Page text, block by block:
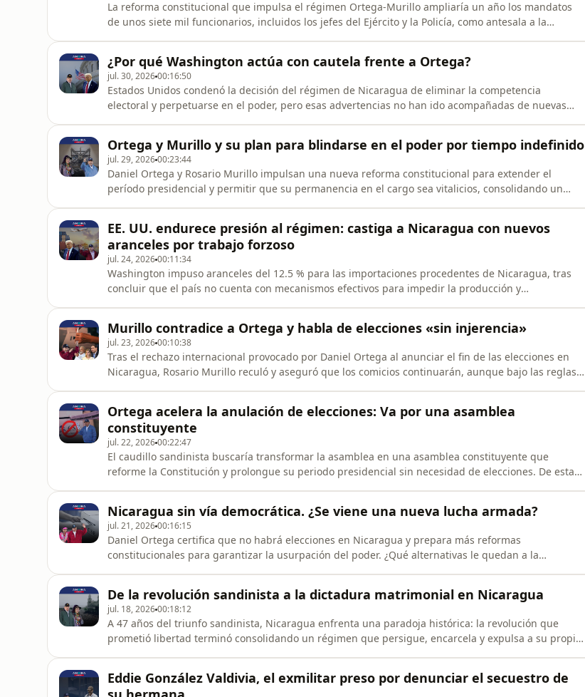
La reforma constitucional que impulsa el régimen Ortega-Murillo ampliaría un año los mandatos
de unos siete mil funcionarios, incluidos los jefes del Ejército y la Policía, como antesala a la
¿Por qué Washington actúa con cautela frente a Ortega?
jul. 30, 202600:16:50
Estados Unidos condenó la decisión del régimen de Nicaragua de eliminar la competencia
electoral y perpetuarse en el poder, pero esas advertencias no han ido acompañadas de nuevas
Ortega y Murillo y su plan para blindarse en el poder por tiempo indefinido
jul. 29, 202600:23:44
Daniel Ortega y Rosario Murillo impulsan una nueva reforma constitucional para extender el
período presidencial y permitir que su permanencia en el cargo sea vitalicios, consolidando un
EE. UU. endurece presión al régimen: castiga a Nicaragua con nuevos
aranceles por trabajo forzoso
jul. 24, 202600:11:34
Washington impuso aranceles del 12.5 % para las importaciones procedentes de Nicaragua, tras
concluir que el país no cuenta con mecanismos efectivos para impedir la producción y
Murillo contradice a Ortega y habla de elecciones «sin injerencia»
jul. 23, 202600:10:38
Tras el rechazo internacional provocado por Daniel Ortega al anunciar el fin de las elecciones en
Nicaragua, Rosario Murillo reculó y aseguró que los comicios continuarán, aunque bajo las reglas
Ortega acelera la anulación de elecciones: Va por una asamblea
constituyente
jul. 22, 202600:22:47
El caudillo sandinista buscaría transformar la asamblea en una asamblea constituyente que
reforme la Constitución y prolongue su periodo presidencial sin necesidad de elecciones. De esta
Nicaragua sin vía democrática. ¿Se viene una nueva lucha armada?
jul. 21, 202600:16:15
Daniel Ortega certifica que no habrá elecciones en Nicaragua y prepara más reformas
constitucionales para garantizar la usurpación del poder. ¿Qué alternativas le quedan a la
De la revolución sandinista a la dictadura matrimonial en Nicaragua
jul. 18, 202600:18:12
A 47 años del triunfo sandinista, Nicaragua enfrenta una paradoja histórica: la revolución que
prometió libertad terminó consolidando un régimen que persigue, encarcela y expulsa a su propio
Eddie González Valdivia, el exmilitar preso por denunciar el secuestro de